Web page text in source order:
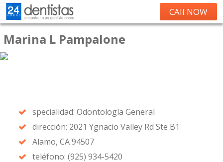
CAll NOW
Marina L Pampalone
specialidad: Odontología General
dirección: 2021 Ygnacio Valley Rd Ste B1
Alamo, CA 94507
teléfono: (925) 934-5420